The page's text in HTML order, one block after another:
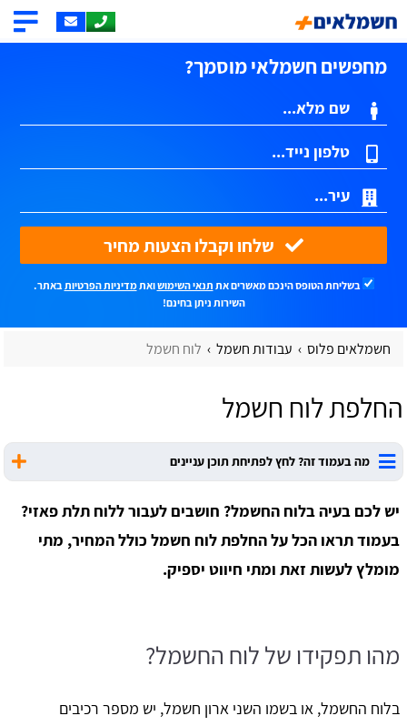
מחפשים חשמלאי מוסמך?
בשליחת הטופס הינכם מאשרים את תנאי השימושואתמדיניות הפרטיותבאתר.
השירות ניתן בחינם!
חשמלאים פלוס עבודות חשמל לוח חשמל
החלפת לוח חשמל
מה בעמוד זה? לחץ לפתיחת תוכן עניינים
יש לכם בעיה בלוח החשמל? חושבים לעבור ללוח תלת פאזי?
בעמוד תראו הכל על החלפת לוח חשמל כולל המחיר, מתי
מומלץ לעשות זאת ומתי חיווט יספיק.
מהו תפקידו של לוח החשמל?
בלוח החשמל, או בשמו השני ארון חשמל, יש מספר רכיבים